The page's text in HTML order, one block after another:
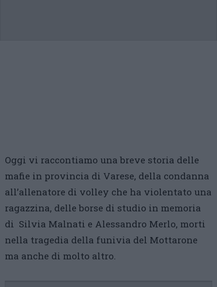
Oggi vi raccontiamo una breve storia delle
mafie in provincia di Varese, della condanna
all’allenatore di volley che ha violentato una
ragazzina, delle borse di studio in memoria
di Silvia Malnati e Alessandro Merlo, morti
nella tragedia della funivia del Mottarone
ma anche di molto altro.